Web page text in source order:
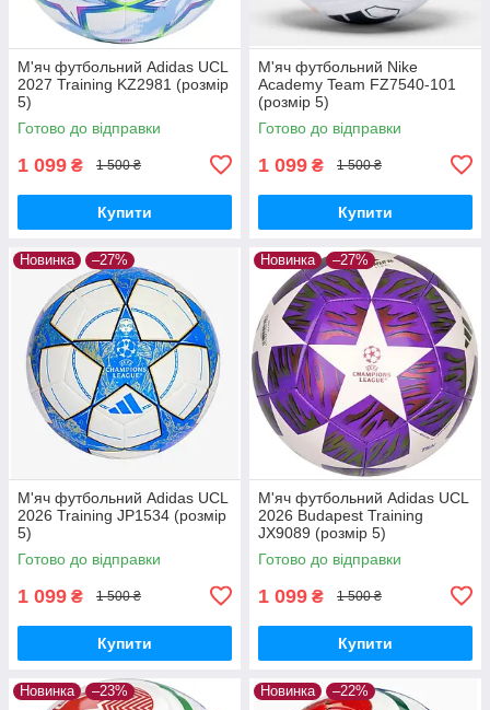
М'яч футбольний Adidas UCL
2027 Training KZ2981 (розмір
5)
Готово до відправки
1 099 ₴ 1 500 ₴
Купити
М'яч футбольний Nike
Academy Team FZ7540-101
(розмір 5)
Готово до відправки
1 099 ₴ 1 500 ₴
Купити
Новинка –27%
М'яч футбольний Adidas UCL
2026 Training JP1534 (розмір
5)
Готово до відправки
1 099 ₴ 1 500 ₴
Купити
Новинка –27%
М'яч футбольний Adidas UCL
2026 Budapest Training
JX9089 (розмір 5)
Готово до відправки
1 099 ₴ 1 500 ₴
Купити
Новинка –23% Новинка –22%